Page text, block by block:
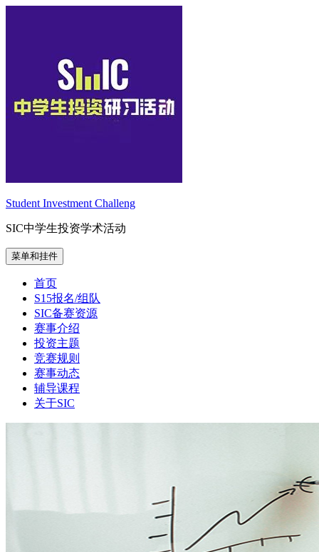
Student Investment Challeng
SIC中学生投资学术活动
菜单和挂件
首页
S15报名/组队
SIC备赛资源
赛事介绍
投资主题
竞赛规则
赛事动态
辅导课程
关于SIC